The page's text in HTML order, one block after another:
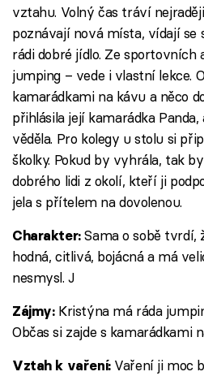
Přihlášení
Sledujte nás
vztahu. Volný čas tráví
poznávají nová místa, vídají se
rádi dobré jídlo. Ze
jumping – vede i vlastní lekce.
kamarádkami na kávu a něco
přihlásila její kamarádka
věděla. Pro kolegy u stolu si
školky. Pokud by vyhrála, tak
dobrého lidi z okolí, kteří ji
jela s přítelem na dovolenou.
Charakter:Sama o sobě tvrdí,
hodná, citlivá, bojácná a má
nesmysl. J
Zájmy: Kristýna má ráda
Občas si zajde s kamarádkami
Vztah k vaření: Vaření ji moc